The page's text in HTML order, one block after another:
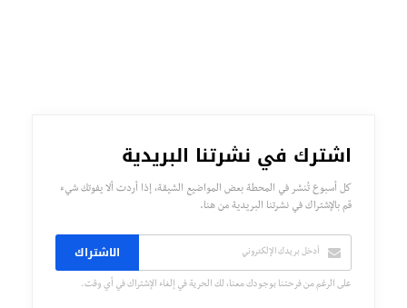
اشترك في نشرتنا البريدية
كل أسبوع تُنشر في المحطة بعض المواضيع الشيقة، إذا أردت ألا يفوتك شيء
قم بالإشتراك في نشرتنا البريدية من هنا.
الاشتراك
على الرغم من فرحتنا بوجودك معنا، لك الحرية في إلغاء الإشتراك في أي وقت.